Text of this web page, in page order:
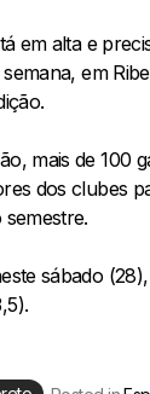
em alta e
em
mais de 100
dos clubes
sábado